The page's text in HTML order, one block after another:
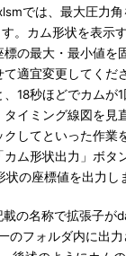
では、最大圧力
。カム形状を表示
標の最大・最小値を
適宜変更してくだ
、18秒ほどでカムが
タイミング線図を見
してといった作業
ム形状出力」ボタ
の座標値を出力し
の名称で拡張子が
のフォルダ内に出